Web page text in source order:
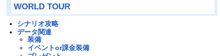
WORLD TOUR
シナリオ攻略
データ関連
装備
イベントor課金装備